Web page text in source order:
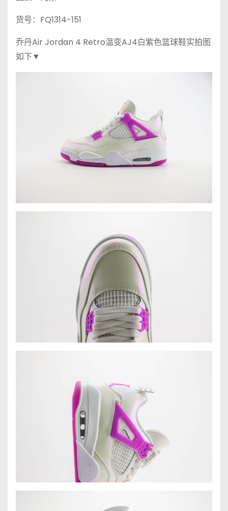
货号：FQ1314-151
乔丹Air Jordan 4 Retro温变AJ4白紫色篮球鞋实拍图
如下▼